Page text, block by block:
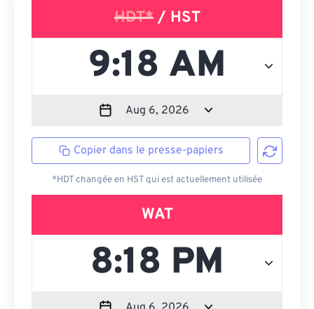
HDT*/ HST
Copier dans le presse-papiers
*HDT changée en HST qui est actuellement utilisée
WAT